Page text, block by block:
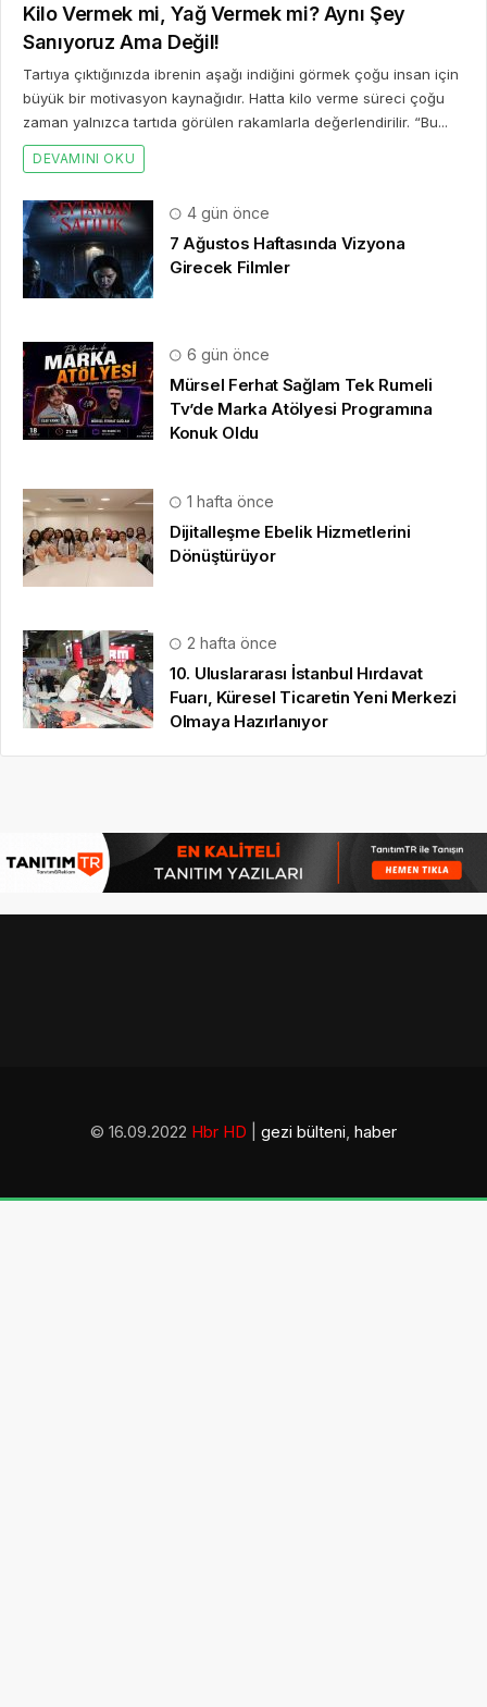
Kilo Vermek mi, Yağ Vermek mi? Aynı Şey
Sanıyoruz Ama Değil!
Tartıya çıktığınızda ibrenin aşağı indiğini görmek çoğu insan için
büyük bir motivasyon kaynağıdır. Hatta kilo verme süreci çoğu
zaman yalnızca tartıda görülen rakamlarla değerlendirilir. “Bu...
DEVAMINI OKU
4 gün önce
7 Ağustos Haftasında Vizyona
Girecek Filmler
6 gün önce
Mürsel Ferhat Sağlam Tek Rumeli
Tv’de Marka Atölyesi Programına
Konuk Oldu
1 hafta önce
Dijitalleşme Ebelik Hizmetlerini
Dönüştürüyor
2 hafta önce
10. Uluslararası İstanbul Hırdavat
Fuarı, Küresel Ticaretin Yeni Merkezi
Olmaya Hazırlanıyor
© 16.09.2022 Hbr HD gezi bülteni, haber